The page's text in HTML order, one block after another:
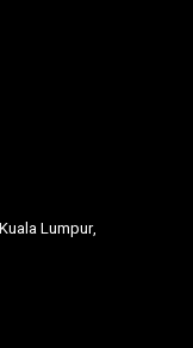
Lumpur,